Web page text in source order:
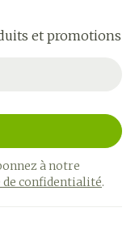
et promotions
à notre
confidentialité.